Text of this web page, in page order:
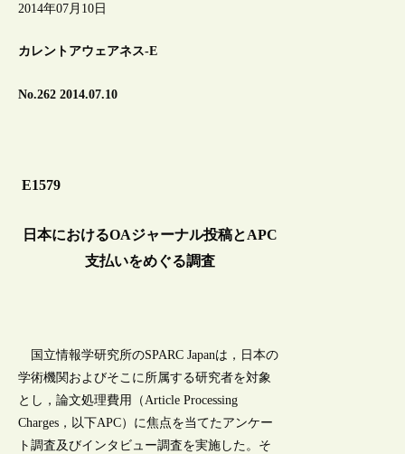
2014年07月10日
カレントアウェアネス-E
No.262 2014.07.10
E1579
日本におけるOAジャーナル投稿とAPC
支払いをめぐる調査
国立情報学研究所のSPARC Japanは，日本の
学術機関およびそこに所属する研究者を対象
とし，論文処理費用（Article Processing
Charges，以下APC）に焦点を当てたアンケー
ト調査及びインタビュー調査を実施した。そ